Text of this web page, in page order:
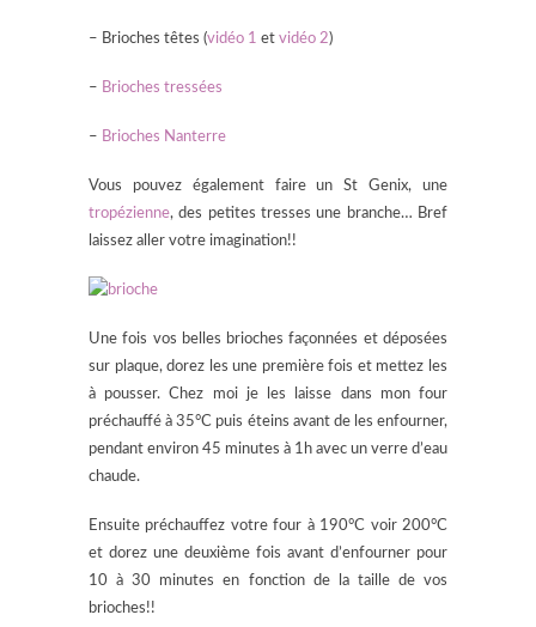
– Brioches têtes (vidéo 1 et vidéo 2)
– Brioches tressées
– Brioches Nanterre
Vous pouvez également faire un St Genix, une
tropézienne, des petites tresses une branche… Bref
laissez aller votre imagination!!
Une fois vos belles brioches façonnées et déposées
sur plaque, dorez les une première fois et mettez les
à pousser. Chez moi je les laisse dans mon four
préchauffé à 35°C puis éteins avant de les enfourner,
pendant environ 45 minutes à 1h avec un verre d’eau
chaude.
Ensuite préchauffez votre four à 190°C voir 200°C
et dorez une deuxième fois avant d’enfourner pour
10 à 30 minutes en fonction de la taille de vos
brioches!!